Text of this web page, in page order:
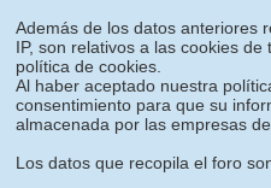
Además de los datos anteriores
IP, son relativos a las cookies
política de cookies.
Al haber aceptado nuestra
consentimiento para que su
almacenada por las empresas
Los datos que recopila el foro